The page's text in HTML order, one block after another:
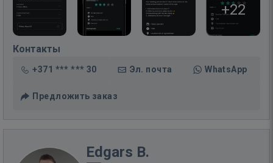
+22
Контакты
+371 *** *** 30 Эл. почта WhatsApp
Предложить заказ
Edgars B.